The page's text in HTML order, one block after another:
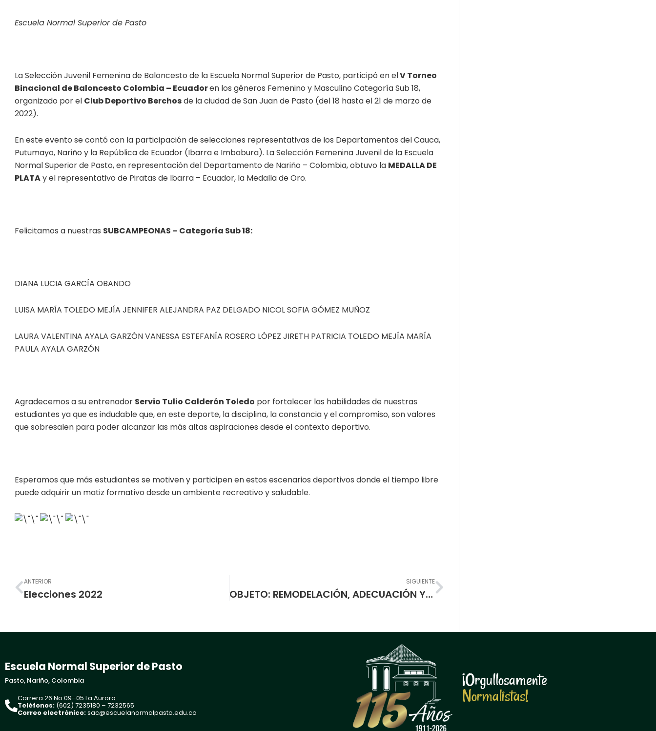
Escuela Normal Superior de Pasto
La Selección Juvenil Femenina de Baloncesto de la Escuela Normal Superior de Pasto, participó en elV Torneo
Binacional de Baloncesto Colombia – Ecuadoren los géneros Femenino y Masculino Categoría Sub 18,
organizado por el Club Deportivo Berchosde la ciudad de San Juan de Pasto (del 18 hasta el 21 de marzo de
2022).
En este evento se contó con la participación de selecciones representativas de los Departamentos del Cauca,
Putumayo, Nariño y la República de Ecuador (Ibarra e Imbabura). La Selección Femenina Juvenil de la Escuela
Normal Superior de Pasto, en representación del Departamento de Nariño – Colombia, obtuvo la MEDALLA DE
PLATAy el representativo de Piratas de Ibarra – Ecuador, la Medalla de Oro.
Felicitamos a nuestras SUBCAMPEONAS – Categoría Sub 18:
DIANA LUCIA GARCÍA OBANDO
LUISA MARÍA TOLEDO MEJÍA JENNIFER ALEJANDRA PAZ DELGADO NICOL SOFIA GÓMEZ MUÑOZ
LAURA VALENTINA AYALA GARZÓN VANESSA ESTEFANÍA ROSERO LÓPEZ JIRETH PATRICIA TOLEDO MEJÍA MARÍA
PAULA AYALA GARZÓN
Agradecemos a su entrenador Servio Tulio Calderón Toledo por fortalecer las habilidades de nuestras
estudiantes ya que es indudable que, en este deporte, la disciplina, la constancia y el compromiso, son valores
que sobresalen para poder alcanzar las más altas aspiraciones desde el contexto deportivo.
Esperamos que más estudiantes se motiven y participen en estos escenarios deportivos donde el tiempo libre
puede adquirir un matiz formativo desde un ambiente recreativo y saludable.
Prev
ANTERIOR
Elecciones 2022
SIGUIENTE
OBJETO: REMODELACIÓN, ADECUACIÓN Y REPARACIÓN DE LAS UNIDADES SANITARIAS DE LA INSTITUCIÓN EDUCATIVA MUNICIPAL ESCUELA NORMAL SUPERIOR DE PASTO
Next
Escuela Normal Superior de Pasto
Pasto, Nariño, Colombia
Carrera 26 No 09–05 La Aurora
Teléfonos: (602) 7235180 – 7232565
Correo electrónico:sac@escuelanormalpasto.edu.co
¡Orgullosamente
Normalistas!